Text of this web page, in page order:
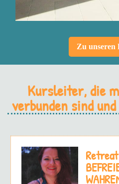
Zu unseren
Kursleiter, die
verbunden sind